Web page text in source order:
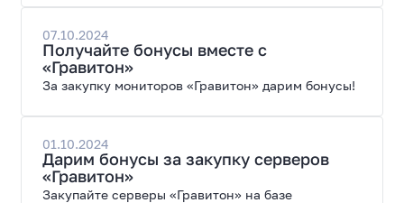
07.10.2024
Получайте бонусы вместе с
«Гравитон»
За закупку мониторов «Гравитон» дарим бонусы!
01.10.2024
Дарим бонусы за закупку серверов
«Гравитон»
Закупайте серверы «Гравитон» на базе